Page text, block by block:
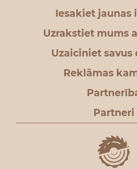
Iesakiet jaunas
Uzrakstiet mums
Uzaiciniet savus
Reklāmas
Partneri